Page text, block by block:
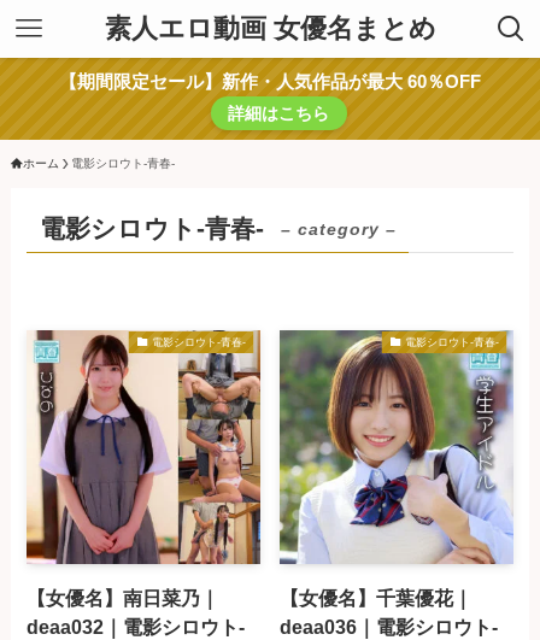
素人エロ動画 女優名まとめ
【期間限定セール】新作・人気作品が最大 60％OFF
詳細はこちら
ホーム 電影シロウト-青春-
電影シロウト-青春- – category –
電影シロウト-青春-
【女優名】南日菜乃｜
deaa032｜電影シロウト-
電影シロウト-青春-
【女優名】千葉優花｜
deaa036｜電影シロウト-